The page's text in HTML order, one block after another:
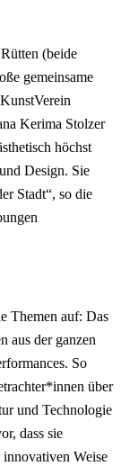
(beide
gemeinsame
Kerima Stolzer
höchst
Design. Sie
Stadt“, so die
Themen auf: Das
aus der ganzen
So
über
und Technologie
dass sie
Weise